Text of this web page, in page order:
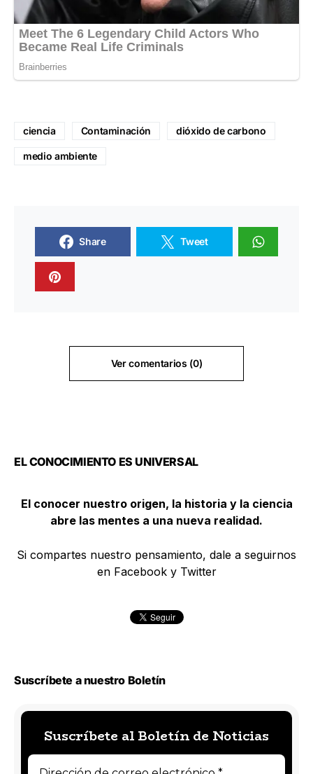
ciencia Contaminación dióxido de carbono
medio ambiente
Share Tweet
Ver comentarios (0)
EL CONOCIMIENTO ES UNIVERSAL
El conocer nuestro origen, la historia y la ciencia
abre las mentes a una nueva realidad.
Si compartes nuestro pensamiento, dale a seguirnos
en Facebook y Twitter
Suscríbete a nuestro Boletín
Suscríbete al Boletín de Noticias